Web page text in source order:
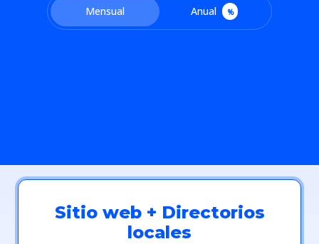
Mensual Anual %
Sitio web + Directorios
locales